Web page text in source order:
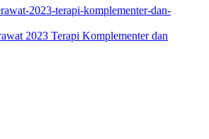
2023 Terapi Komplementer dan